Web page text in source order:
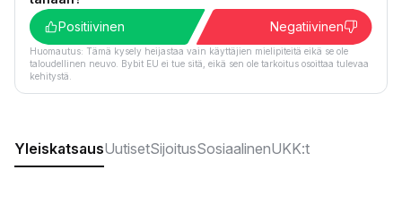
Positiivinen
Negatiivinen
Huomautus: Tämä kysely heijastaa vain käyttäjien mielipiteitä eikä se ole
taloudellinen neuvo. Bybit EU ei tue sitä, eikä sen ole tarkoitus osoittaa tulevaa
kehitystä.
YleiskatsausUutisetSijoitusSosiaalinenUKK:t